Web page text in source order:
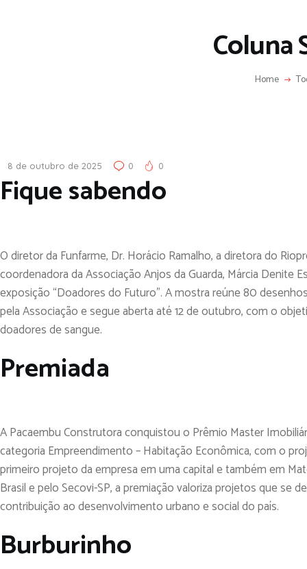
Coluna
Home
8 de outubro de 2025 0 0
Fique sabendo
O diretor da Funfarme, Dr. Horácio Ramalho, a diretora do
coordenadora da Associação Anjos da Guarda, Márcia Denite
exposição “Doadores do Futuro”. A mostra reúne 80
pela Associação e segue aberta até 12 de outubro, com o
doadores de sangue.
Premiada
A Pacaembu Construtora conquistou o Prêmio Master
categoria Empreendimento – Habitação Econômica, com o
primeiro projeto da empresa em uma capital e também em
Brasil e pelo Secovi-SP, a premiação valoriza projetos que se
contribuição ao desenvolvimento urbano e social do país.
Burburinho